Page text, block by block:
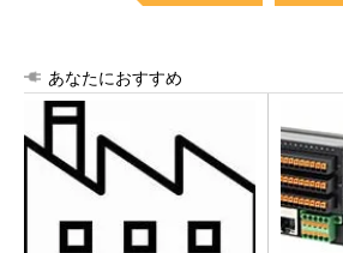
あなたにおすすめ